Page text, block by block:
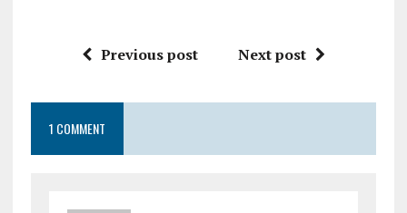
Previous post Next post
1 COMMENT